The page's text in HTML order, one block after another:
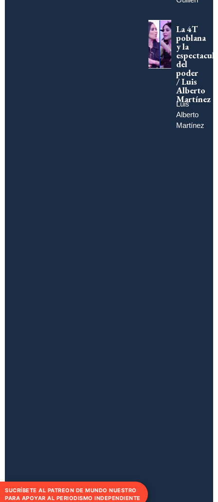
La 4T
poblana
y la
del
poder
/ Luis
Alberto
Martínez
Luis
Alberto
Martínez
SUCRÍBETE AL PATREON DE MUNDO NUESTRO
PARA APOYAR AL PERIODISMO INDEPENDIENTE